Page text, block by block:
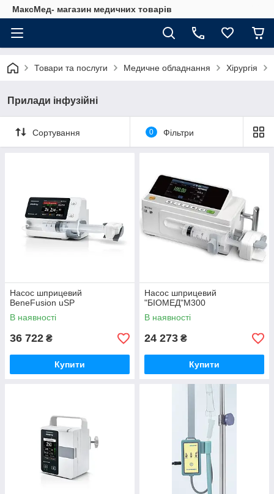
МаксМед- магазин медичних товарів
Товари та послуги Медичне обладнання Хірургія
Прилади інфузійні
Сортування 0 Фільтри
Насос шприцевий
BeneFusion uSP
В наявності
36 722 ₴
Купити
Насос шприцевий
"БІОМЕД"М300
В наявності
24 273 ₴
Купити